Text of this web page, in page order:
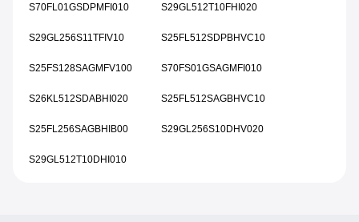
S70FL01GSDPMFI010 S29GL512T10FHI020
S29GL256S11TFIV10 S25FL512SDPBHVC10
S25FS128SAGMFV100 S70FS01GSAGMFI010
S26KL512SDABHI020 S25FL512SAGBHVC10
S25FL256SAGBHIB00 S29GL256S10DHV020
S29GL512T10DHI010